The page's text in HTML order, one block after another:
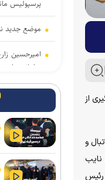
از
و
نایب
انتخابات رئیس
پرسپولیس
موضع جدید
امیرحسین
سامانه‌
کشتی: در
برگزاری مجمع
سرمربی